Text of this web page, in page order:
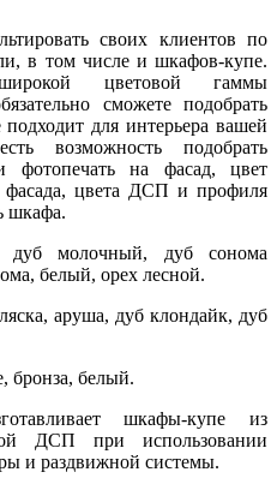
своих клиентов по
в том числе и шкафов-купе.
цветовой гаммы
сможете подобрать
для интерьера вашей
возможность подобрать
фотопечать на фасад, цвет
цвета ДСП и профиля
шкафа.
дуб молочный, дуб сонома
белый, орех лесной.
аруша, дуб клондайк, дуб
бронза, белый.
шкафы-купе из
ДСП при использовании
и раздвижной системы.